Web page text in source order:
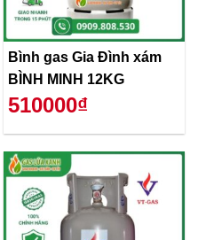
Bình gas Gia Đình xám
BÌNH MINH 12KG
510000₫